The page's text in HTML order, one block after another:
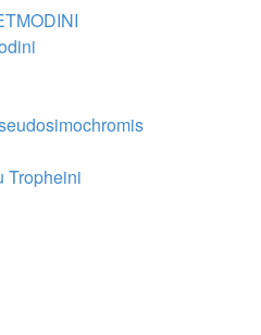
Tropheini